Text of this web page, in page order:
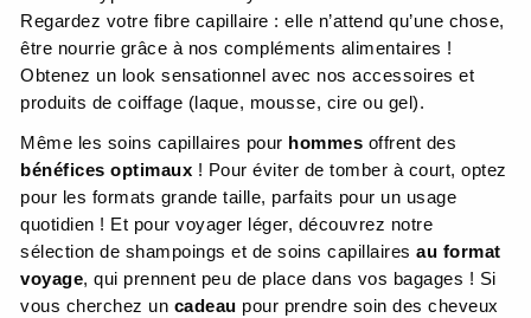
Regardez votre fibre capillaire : elle n’attend qu’une chose,
être nourrie grâce à nos compléments alimentaires !
Obtenez un look sensationnel avec nos accessoires et
produits de coiffage (laque, mousse, cire ou gel).
Même les soins capillaires pour hommes offrent des
bénéfices optimaux ! Pour éviter de tomber à court, optez
pour les formats grande taille, parfaits pour un usage
quotidien ! Et pour voyager léger, découvrez notre
sélection de shampoings et de soins capillaires au format
voyage, qui prennent peu de place dans vos bagages ! Si
vous cherchez un cadeau pour prendre soin des cheveux